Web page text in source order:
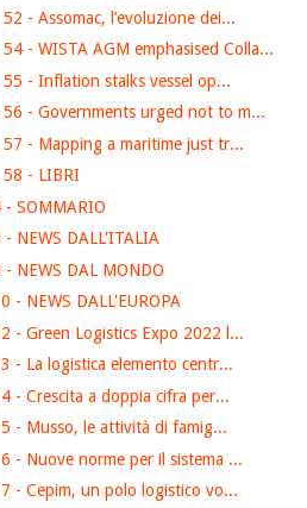
- Assomac, l’evoluzione dei...
- WISTA AGM emphasised Colla...
55 - Inflation stalks vessel op...
56 - Governments urged not to m...
57 - Mapping a maritime just tr...
58 - LIBRI
- SOMMARIO
NEWS DALL'ITALIA
NEWS DAL MONDO
- NEWS DALL'EUROPA
- Green Logistics Expo 2022 l...
- La logistica elemento centr...
- Crescita a doppia cifra per...
- Musso, le attività di famig...
- Nuove norme per il sistema ...
- Cepim, un polo logistico vo...